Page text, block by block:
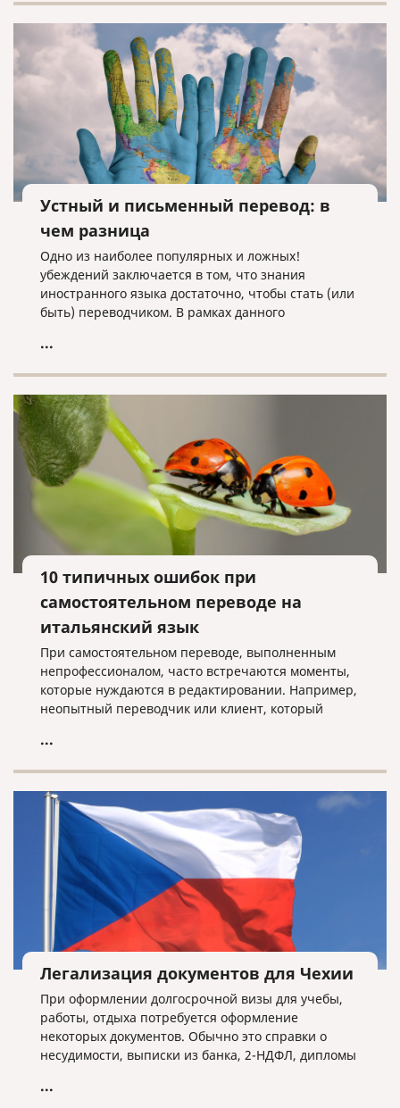
Устный и письменный перевод: в
чем разница
Одно из наиболее популярных и ложных!
убеждений заключается в том, что знания
иностранного языка достаточно, чтобы стать (или
быть) переводчиком. В рамках данного
очевидное убеждение – письменный переводчик
представления о различиях между работой
устного и письменного переводчика.
...
10 типичных ошибок при
самостоятельном переводе на
итальянский язык
При самостоятельном переводе, выполненным
непрофессионалом, часто встречаются моменты,
которые нуждаются в редактировании. Например,
неопытный переводчик или клиент, который
соблюдает оформление оригинала, считая, что это
ФИО, подпись и т.д.). При профессиональном
переводе такие ошибки недопустимы!
...
Легализация документов для Чехии
При оформлении долгосрочной визы для учебы,
работы, отдыха потребуется оформление
некоторых документов. Обычно это справки о
несудимости, выписки из банка, 2-НДФЛ, дипломы
...